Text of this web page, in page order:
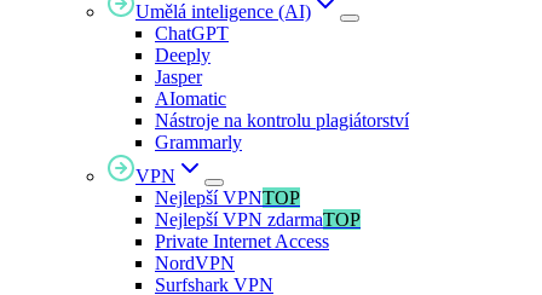
Umělá inteligence (AI)
ChatGPT
Deeply
Jasper
AIomatic
Nástroje na kontrolu plagiátorství
Grammarly
VPN
Nejlepší VPNTOP
Nejlepší VPN zdarmaTOP
Private Internet Access
NordVPN
Surfshark VPN